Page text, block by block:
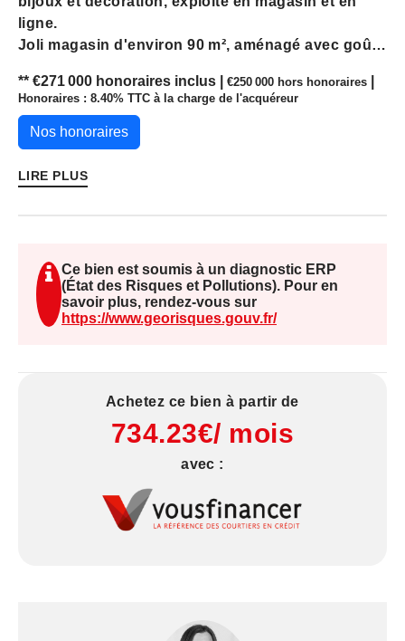
ligne.
Joli magasin d'environ 90 m², aménagé avec goût,
Bel emplacement commercial, peu de concurrence
et stationnement facile, favorisant une clientèle
régulière et de passage.
Magasin fermé le dimanche, vendeur(se) en place,
permettant une reprise sereine.
complément de la boutique physique.
Affaire clé en main, idéale pour un(e)
professionnel(le) ou un projet de reconversion.
Les informations sur les risques auxquels ce bien
** €271 000 honoraires inclus €250 000 hors honoraires
Honoraires : 8.40% TTC à la charge de l'acquéreur
Nos honoraires
LIRE PLUS
Ce bien est soumis à un diagnostic ERP
(État des Risques et Pollutions). Pour en
savoir plus, rendez-vous sur
https://www.georisques.gouv.fr/
Achetez ce bien à partir de
734.23€/ mois
avec :